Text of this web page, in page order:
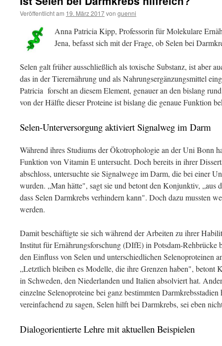
Veröffentlicht am 19. März 2017von guenni
Anna Patricia Kipp, Professorin für Molekulare
Jena, befasst sich mit der Frage, ob Selen bei
Selen galt früher ausschließlich als toxische Substanz, ist aber
das in der Tierernährung und als Nahrungsergänzungsmittel
Patricia forscht an diesem Element, genauer an den bislang
von der Hälfte dieser Proteine ist bislang die genaue Funktion
Selen-Unterversorgung aktiviert Signalweg im Darm
Während ihres Studiums der Ökotrophologie an der Uni Bonn
Funktion von Vitamin E untersucht. Doch bereits in ihrer
abschloss, untersuchte sie Signalwege im Darm, die bei einer
wurden. „Man hätte", sagt sie und betont den Konjunktiv, „aus
dass Selen Darmkrebs verhindern kann". Doch dazu mussten
werden.
Damit beschäftigte sie sich während der Arbeiten zu ihrer
Institut für Ernährungsforschung (DIfE) in Potsdam-Rehbrücke
den Einfluss von Selen und unterschiedlichen Selenoproteinen
„Letztlich bleiben es Modelle, die ihre Grenzen haben", betont
in Schweden, den Niederlanden und Italien absolviert hat.
einzelne Selenoproteine bei ganz bestimmten
vereinfachend zu sagen, Selen hilft bei Darmkrebs, sei eben
Dialogorientierte Lehre mit aktuellen Beispielen